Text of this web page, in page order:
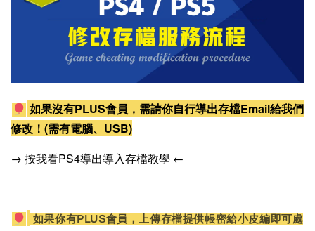
如果沒有PLUS會員，需請你自行導出存檔Email給我們
修改！(需有電腦、USB)
→ 按我看PS4導出導入存檔教學 ←
如果你有PLUS會員，上傳存檔提供帳密給小皮編即可處